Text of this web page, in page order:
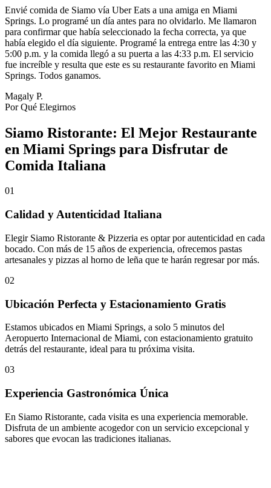
Envié comida de Siamo vía Uber Eats a una amiga en Miami
Springs. Lo programé un día antes para no olvidarlo. Me llamaron
para confirmar que había seleccionado la fecha correcta, ya que
había elegido el día siguiente. Programé la entrega entre las 4:30 y
5:00 p.m. y la comida llegó a su puerta a las 4:33 p.m. El servicio
fue increíble y resulta que este es su restaurante favorito en Miami
Springs. Todos ganamos.
Magaly P.
Por Qué Elegirnos
Siamo Ristorante: El Mejor Restaurante
en Miami Springs para Disfrutar de
Comida Italiana
01
Calidad y Autenticidad Italiana
Elegir Siamo Ristorante & Pizzeria es optar por autenticidad en cada
bocado. Con más de 15 años de experiencia, ofrecemos pastas
artesanales y pizzas al horno de leña que te harán regresar por más.
02
Ubicación Perfecta y Estacionamiento Gratis
Estamos ubicados en Miami Springs, a solo 5 minutos del
Aeropuerto Internacional de Miami, con estacionamiento gratuito
detrás del restaurante, ideal para tu próxima visita.
03
Experiencia Gastronómica Única
En Siamo Ristorante, cada visita es una experiencia memorable.
Disfruta de un ambiente acogedor con un servicio excepcional y
sabores que evocan las tradiciones italianas.